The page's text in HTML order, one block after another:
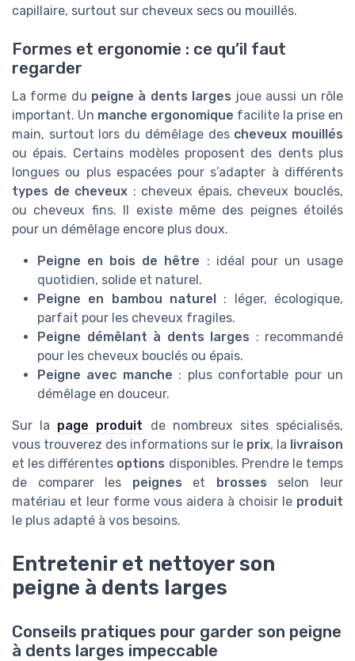
capillaire, surtout sur cheveux secs ou mouillés.
Formes et ergonomie : ce qu’il faut
regarder
La forme du peigne à dents larges joue aussi un rôle
important. Un manche ergonomique facilite la prise en
main, surtout lors du démêlage des cheveux mouillés
ou épais. Certains modèles proposent des dents plus
longues ou plus espacées pour s’adapter à différents
types de cheveux : cheveux épais, cheveux bouclés,
ou cheveux fins. Il existe même des peignes étoilés
pour un démêlage encore plus doux.
Peigne en bois de hêtre : idéal pour un usage
quotidien, solide et naturel.
Peigne en bambou naturel
: léger, écologique,
parfait pour les cheveux fragiles.
Peigne démêlant à dents larges : recommandé
pour les cheveux bouclés ou épais.
Peigne avec manche : plus confortable pour un
démêlage en douceur.
Sur la page produit de nombreux sites spécialisés,
vous trouverez des informations sur le prix, la livraison
et les différentes options disponibles. Prendre le temps
de comparer les peignes et brosses selon leur
matériau et leur forme vous aidera à choisir le produit
le plus adapté à vos besoins.
Entretenir et nettoyer son
peigne à dents larges
Conseils pratiques pour garder son peigne
à dents larges impeccable